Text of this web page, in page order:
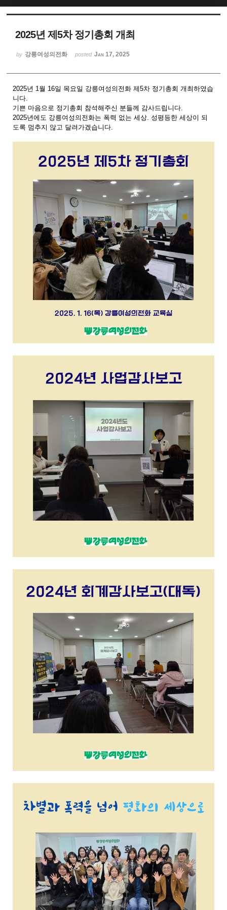
2025년 제5차 정기총회 개최
by 강릉여성의전화 posted Jan 17, 2025
2025년 1월 16일 목요일 강릉여성의전화 제5차 정기총회 개최하였습
니다.
기쁜 마음으로 정기총회 참석해주신 분들께 감사드립니다.
2025년에도 강릉여성의전화는 폭력 없는 세상. 성평등한 세상이 되
도록 멈추지 않고 달려가겠습니다.
Sketchbook5, 스케치북5
Sketchbook5, 스케치북5